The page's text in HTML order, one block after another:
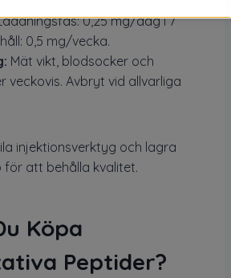
0,25 mg/dag i 7
0,5 mg/vecka.
Mät vikt, blodsocker och
veckovis. Avbryt vid allvarliga
injektionsverktyg och lagra
för att behålla kvalitet.
Köpa
Peptider?